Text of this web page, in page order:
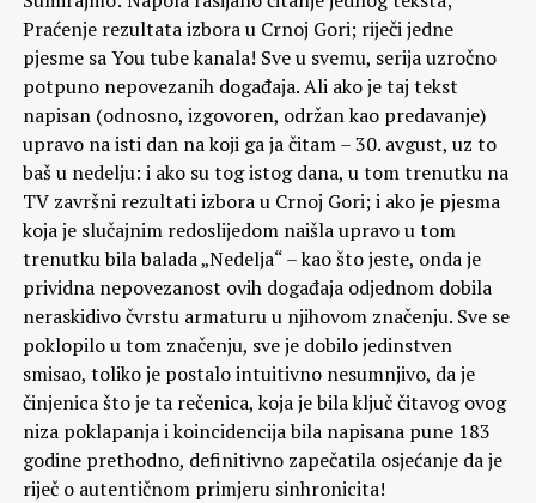
Praćenje rezultata izbora u Crnoj Gori; riječi jedne
pjesme sa You tube kanala! Sve u svemu, serija uzročno
potpuno nepovezanih događaja. Ali ako je taj tekst
napisan (odnosno, izgovoren, održan kao predavanje)
upravo na isti dan na koji ga ja čitam – 30. avgust, uz to
baš u nedelju: i ako su tog istog dana, u tom trenutku na
TV završni rezultati izbora u Crnoj Gori; i ako je pjesma
koja je slučajnim redoslijedom naišla upravo u tom
trenutku bila balada „Nedelja“ – kao što jeste, onda je
prividna nepovezanost ovih događaja odjednom dobila
neraskidivo čvrstu armaturu u njihovom značenju. Sve se
poklopilo u tom značenju, sve je dobilo jedinstven
smisao, toliko je postalo intuitivno nesumnjivo, da je
činjenica što je ta rečenica, koja je bila ključ čitavog ovog
niza poklapanja i koincidencija bila napisana pune 183
godine prethodno, definitivno zapečatila osjećanje da je
riječ o autentičnom primjeru sinhronicita!